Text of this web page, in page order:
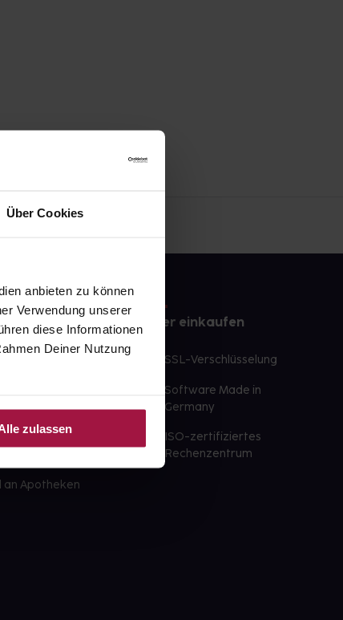
Über Cookies
anbieten zu können
Verwendung unserer
diese Informationen
Deiner Nutzung
zulassen
selben Tag möglich
an Apotheken
Sicher einkaufen
SSL-Verschlüsselung
Software Made in
Germany
ISO-zertifiziertes
Rechenzentrum